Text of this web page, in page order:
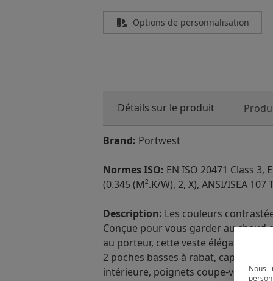
Options de personnalisation
Détails sur le produit
Brand: Portwest
Normes ISO: EN ISO 20471 Class 3,
(0.345 (M².K/W), 2, X), ANSI/ISEA 107
Description: Les couleurs
Conçue pour vous garder au
au porteur, cette veste élégante
2 poches basses à rabat, capuche
intérieure, poignets coupe-vent en
Nous